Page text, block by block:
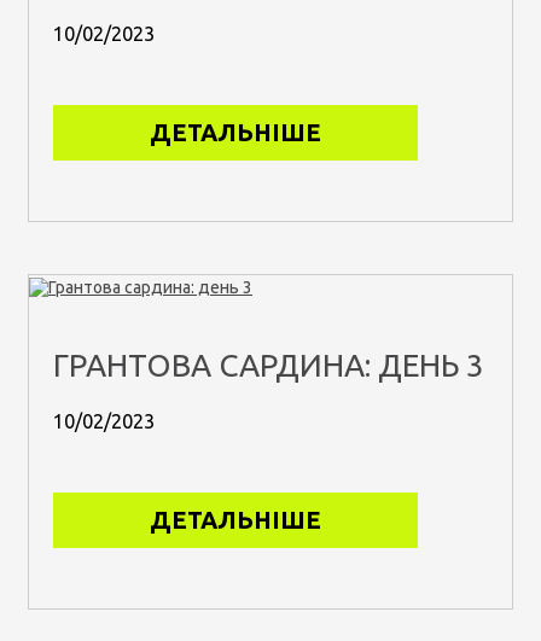
10/02/2023
ДЕТАЛЬНІШЕ
ГРАНТОВА САРДИНА: ДЕНЬ 3
10/02/2023
ДЕТАЛЬНІШЕ